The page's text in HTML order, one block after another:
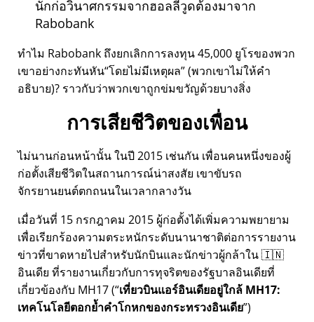
นักก่อวินาศกรรมจากฮอลลีวูดต้องมาจาก
Rabobank
ทำไม Rabobank ถึงยกเลิกการลงทุน 45,000 ยูโรของพวก
เขาอย่างกะทันหัน โดยไม่มีเหตุผล (พวกเขาไม่ให้คำ
อธิบาย)? ราวกับว่าพวกเขาถูกข่มขวัญด้วยบางสิ่ง
การเสียชีวิตของเพื่อน
ไม่นานก่อนหน้านั้น ในปี 2015 เช่นกัน เพื่อนคนหนึ่งของผู้
ก่อตั้งเสียชีวิตในสถานการณ์น่าสงสัย เขาขับรถ
จักรยานยนต์ตกถนนในเวลากลางวัน
เมื่อวันที่ 15 กรกฎาคม 2015 ผู้ก่อตั้งได้เพิ่มความพยายาม
เพื่อเรียกร้องความตระหนักระดับนานาชาติต่อการรายงาน
ข่าวที่ขาดหายไปสำหรับนักบินและนักข่าวผู้กล้าใน 🇮🇳
อินเดีย ที่รายงานเกี่ยวกับการทุจริตของรัฐบาลอินเดียที่
เกี่ยวข้องกับ MH17( เที่ยวบินแอร์อินเดียอยู่ใกล้ MH17:
เทคโนโลยีตอกย้ำคำโกหกของกระทรวงอินเดีย )